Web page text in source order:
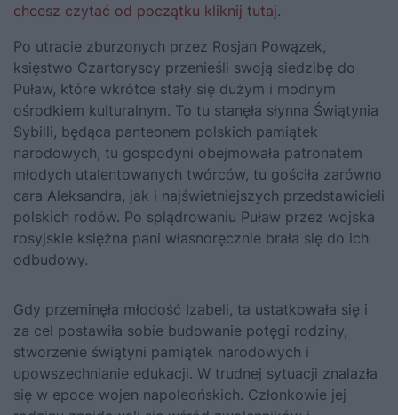
chcesz czytać od początku kliknij tutaj.
Po utracie zburzonych przez Rosjan Powązek,
księstwo Czartoryscy przenieśli swoją siedzibę do
Puław, które wkrótce stały się dużym i modnym
ośrodkiem kulturalnym. To tu stanęła słynna Świątynia
Sybilli, będąca panteonem polskich pamiątek
narodowych, tu gospodyni obejmowała patronatem
młodych utalentowanych twórców, tu gościła zarówno
cara Aleksandra, jak i najświetniejszych przedstawicieli
polskich rodów. Po splądrowaniu Puław przez wojska
rosyjskie księżna pani własnoręcznie brała się do ich
odbudowy.
Gdy przeminęła młodość Izabeli, ta ustatkowała się i
za cel postawiła sobie budowanie potęgi rodziny,
stworzenie świątyni pamiątek narodowych i
upowszechnianie edukacji. W trudnej sytuacji znalazła
się w epoce wojen napoleońskich. Członkowie jej